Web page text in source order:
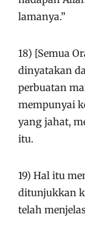
lamanya.”
18) [Semua
dinyatakan
perbuatan
mempunyai
yang jahat,
itu.
19) Hal itu
ditunjukkan
telah